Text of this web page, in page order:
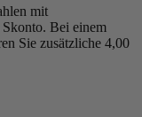
mit
Bei einem
Sie zusätzliche 4,00